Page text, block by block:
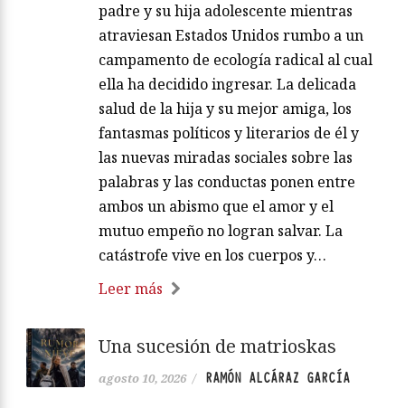
padre y su hija adolescente mientras
atraviesan Estados Unidos rumbo a un
campamento de ecología radical al cual
ella ha decidido ingresar. La delicada
salud de la hija y su mejor amiga, los
fantasmas políticos y literarios de él y
las nuevas miradas sociales sobre las
palabras y las conductas ponen entre
ambos un abismo que el amor y el
mutuo empeño no logran salvar. La
catástrofe vive en los cuerpos y…
Leer más
Una sucesión de matrioskas
agosto 10, 2026 / RAMÓN ALCÁRAZ GARCÍA